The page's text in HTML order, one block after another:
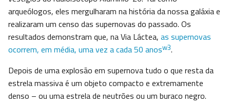
arqueólogos, eles mergulharam na história da nossa galáxia e
realizaram um censo das supernovas do passado. Os
resultados demonstram que, na Via Láctea, as supernovas
ocorrem, em média, uma vez a cada 50 anosw3.
Depois de uma explosão em supernova tudo o que resta da
estrela massiva é um objeto compacto e extremamente
denso – ou uma estrela de neutrões ou um buraco negro.